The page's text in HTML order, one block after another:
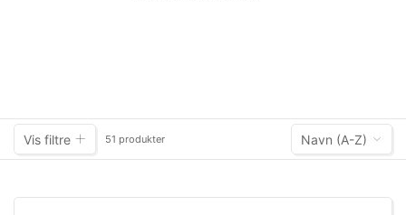
Vis filtre 51 produkter Navn (A-Z)